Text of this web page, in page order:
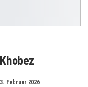
Februar 2026